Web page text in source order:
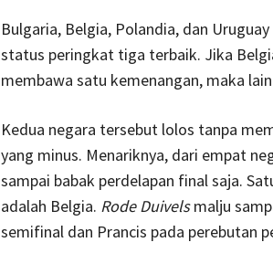
Bulgaria, Belgia, Polandia, dan
status peringkat tiga terbaik. Jika
membawa satu kemenangan, maka
Kedua negara tersebut lolos tanpa
yang minus. Menariknya, dari empat
sampai babak perdelapan final saja.
adalah Belgia. Rode Duivelsmalju
semifinal dan Prancis pada perebutan